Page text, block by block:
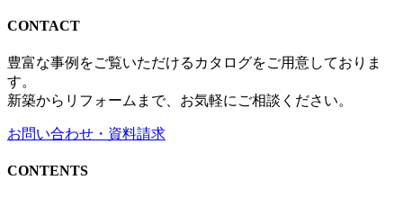
CONTACT
豊富な事例をご覧いただけるカタログをご用意しておりま
す。
新築からリフォームまで、お気軽にご相談ください。
お問い合わせ・資料請求
CONTENTS